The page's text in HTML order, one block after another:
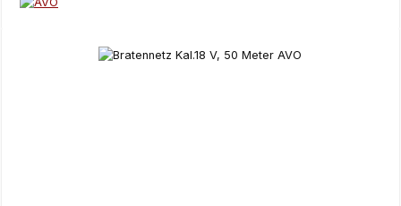
Bildergalerie überspringen